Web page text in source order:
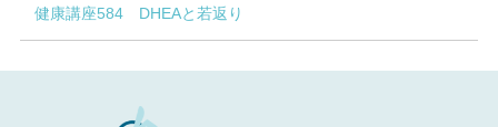
健康講座584 DHEAと若返り